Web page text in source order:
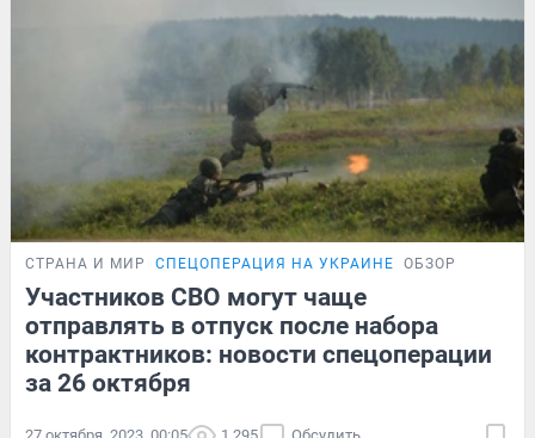
СТРАНА И МИР СПЕЦОПЕРАЦИЯ НА УКРАИНЕ ОБЗОР
Участников СВО могут чаще
отправлять в отпуск после набора
контрактников: новости спецоперации
за 26 октября